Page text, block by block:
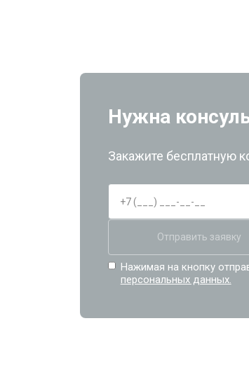
Нужна
Закажите бесплатную
Отправить заявку
Нажимая на кнопку
персональных данных.